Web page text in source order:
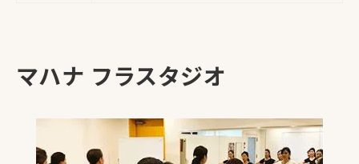
マハナ フラスタジオ